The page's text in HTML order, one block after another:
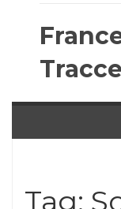
Tracce
Tag: